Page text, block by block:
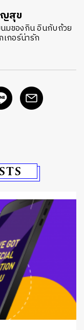
สุข
มของกิน อินกับถ้วย
กอร์น่ารัก